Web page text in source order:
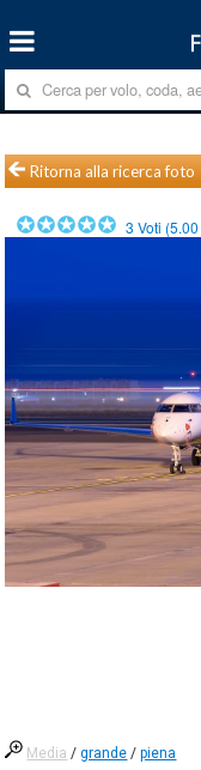
Ritorna alla ricerca foto
3 Voti (5.00
Media /grande /piena